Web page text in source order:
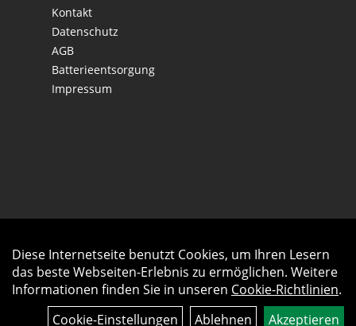
Kontakt
Datenschutz
AGB
Batterieentsorgung
Impressum
Diese Internetseite benutzt Cookies, um Ihren Lesern
das beste Webseiten-Erlebnis zu ermöglichen. Weitere
Informationen finden Sie in unseren Cookie-Richtlinien.
Cookie-Einstellungen
Ablehnen Akzeptieren
Auftrag widerrufen